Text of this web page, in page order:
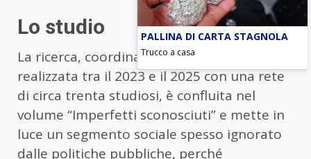
Lo studio
La ricerca, coordinata daLaura Zanfrini
realizzata tra il 2023 e il 2025 con una rete
di circa trenta studiosi, è confluita nel
volume “Imperfetti sconosciuti” e mette in
luce un segmento sociale spesso ignorato
dalle politiche pubbliche, perché
PALLINA DI CARTA STAGNOLA
Trucco a casa